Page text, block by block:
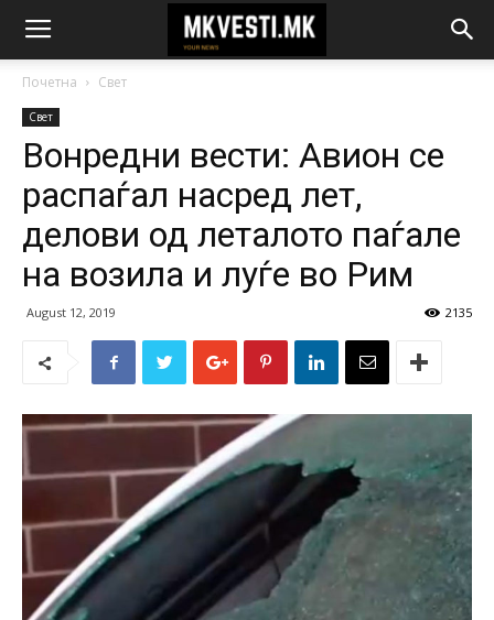
Почетна Свет
Свет
Вонредни вести: Авион се
распаѓал насред лет,
делови од леталото паѓале
на возила и луѓе во Рим
August 12, 2019 2135